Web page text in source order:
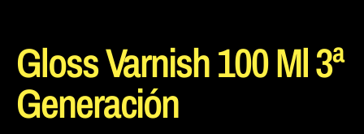
Gloss Varnish 100 Ml 3ª
Generación